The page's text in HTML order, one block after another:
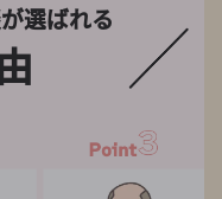
選ばれる